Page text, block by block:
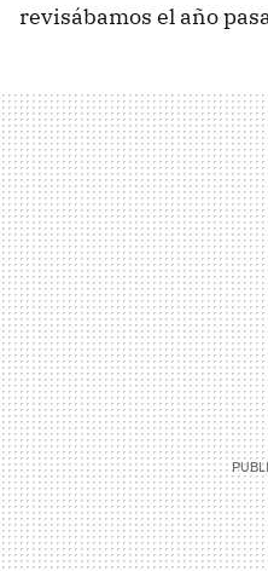
revisábamos el año